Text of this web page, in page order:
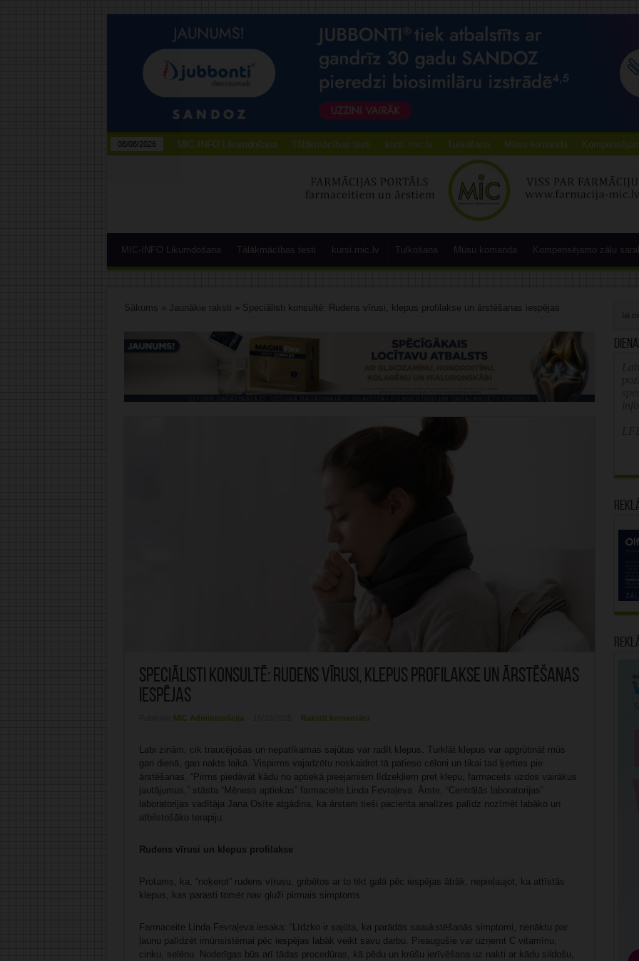
08/08/2026 MIC-INFO Likumdošana Tālākmācības testi kursi.mic.lv Tulkošana Mūsu komanda
MIC-INFO Likumdošana Tālākmācības testi kursi.mic.lv Tulkošana Mūsu komanda Kompensējamo zāļu
Sākums » Jaunākie raksti » Speciālisti konsultē: Rudens vīrusi, klepus profilakse un ārstēšanas iespējas
Speciālisti konsultē: Rudens vīrusi, klepus profilakse un ārstēšanas
iespējas
MIC Administrācija Rakstīt komentāru
Labi zinām, cik traucējošas un nepatīkamas sajūtas var radīt klepus. Turklāt klepus var apgrūtināt mūs
gan dienā, gan nakts laikā. Vispirms vajadzētu noskaidrot tā patieso cēloni un tikai tad ķerties pie
ārstēšanas. “Pirms piedāvāt kādu no aptiekā pieejamiem līdzekļiem pret klepu, farmaceits uzdos vairākus
jautājumus,” stāsta “Mēness aptiekas” farmaceite Linda Fevraļeva. Ārste, “Centrālās laboratorijas”
laboratorijas vadītāja Jana Osīte atgādina, ka ārstam tieši pacienta analīzes palīdz nozīmēt labāko un
atbilstošāko terapiju.
Rudens vīrusi un klepus profilakse
Protams, ka, “noķerot” rudens vīrusu, gribētos ar to tikt galā pēc iespējas ātrāk, nepieļaujot, ka attīstās
klepus, kas parasti tomēr nav gluži pirmais simptoms.
Farmaceite Linda Fevraļeva iesaka: “Līdzko ir sajūta, ka parādās saaukstēšanās simptomi, nenāktu par
ļaunu palīdzēt imūnsistēmai pēc iespējas labāk veikt savu darbu. Pieaugušie var uzņemt C vitamīnu,
cinku, selēnu. Noderīgas būs arī tādas procedūras, kā pēdu un krūšu ierīvēšana uz nakti ar kādu sildošu,